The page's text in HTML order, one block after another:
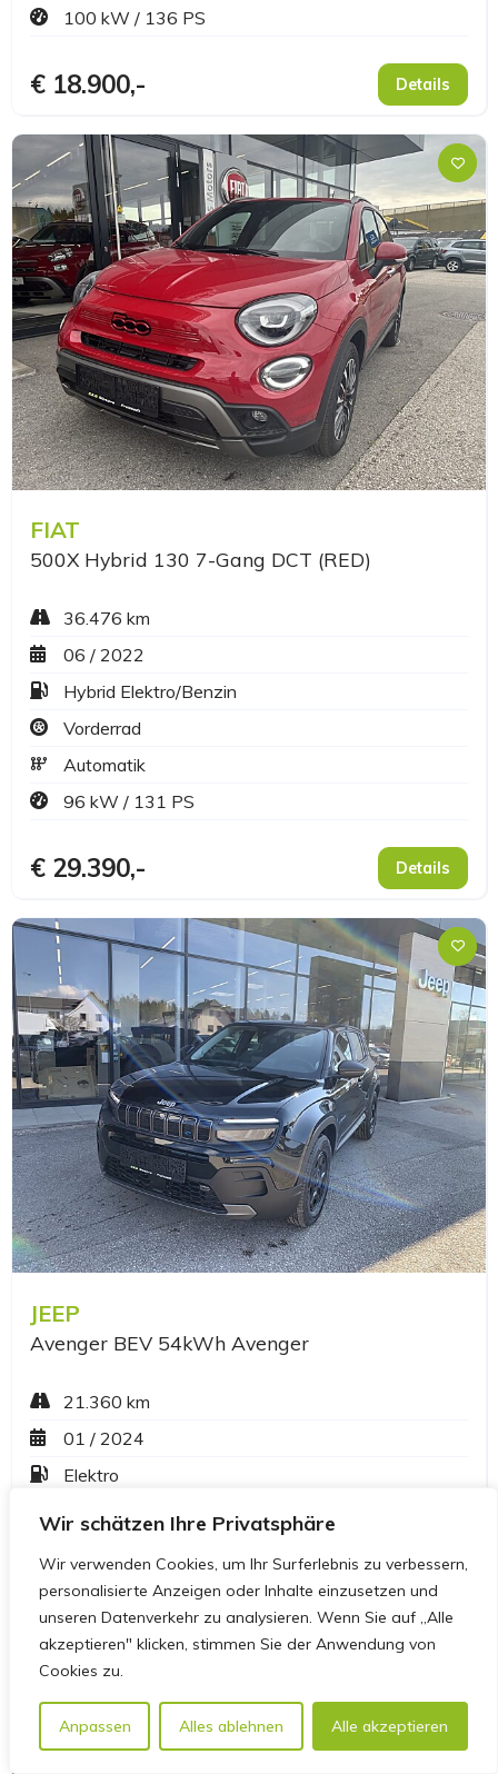
Wir schätzen Ihre Privatsphäre
Wir verwenden Cookies, um Ihr Surferlebnis zu verbessern,
personalisierte Anzeigen oder Inhalte einzusetzen und
unseren Datenverkehr zu analysieren. Wenn Sie auf „Alle
akzeptieren" klicken, stimmen Sie der Anwendung von
Cookies zu.
Anpassen Alles ablehnen Alle akzeptieren